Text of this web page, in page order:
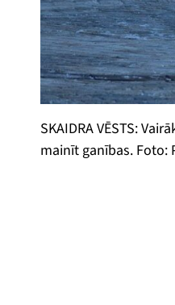
SKAIDRA VĒSTS:
mainīt ganības. Foto: